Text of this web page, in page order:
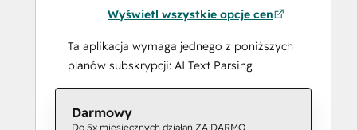
Wyświetl wszystkie opcje cen
Ta aplikacja wymaga jednego z poniższych
planów subskrypcji: AI Text Parsing
Darmowy
Do 5x miesięcznych działań ZA DARMO